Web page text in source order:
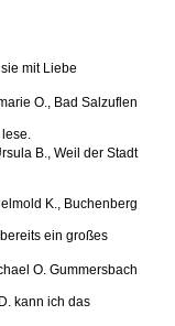
mit Liebe
O., Bad Salzuflen
B., Weil der Stadt
K., Buchenberg
ein großes
O. Gummersbach
kann ich das